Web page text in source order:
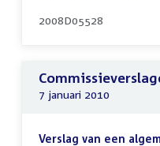
2008D05528
7 januari 2010
Verslag van een